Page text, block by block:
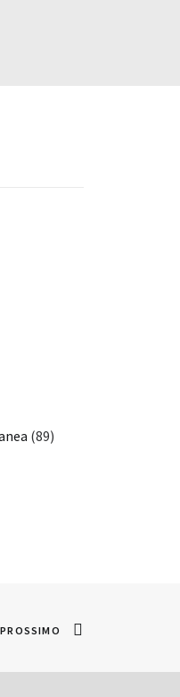
(89)
PROSSIMO